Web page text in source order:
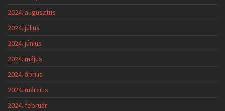
2024. augusztus
2024. július
2024. június
2024. május
2024. április
2024. március
2024. február